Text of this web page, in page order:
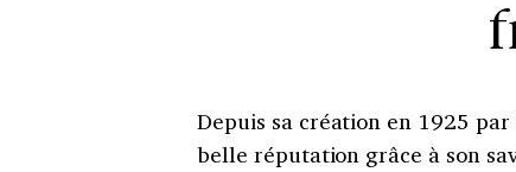
Depuis sa création en 1925
belle réputation grâce à son